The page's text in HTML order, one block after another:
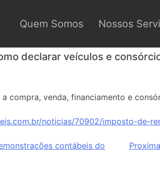
Quem Somos Nossos
declarar veículos e
compra, venda, financiamento e
noticias/70902/imposto-de-
contábeis do